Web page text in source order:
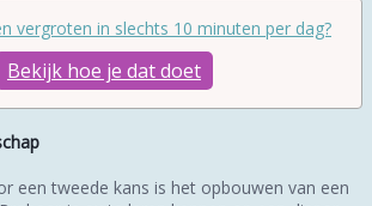
vergroten in slechts 10 minuten per dag?
Bekijk hoe je dat doet
een tweede kans is het opbouwen van een